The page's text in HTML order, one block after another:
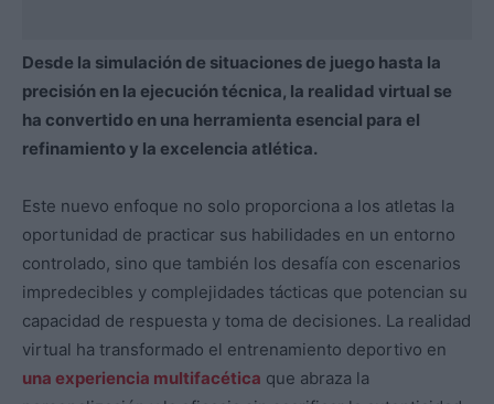
Desde la simulación de situaciones de juego hasta la
precisión en la ejecución técnica, la realidad virtual se
ha convertido en una herramienta esencial para el
refinamiento y la excelencia atlética.
Este nuevo enfoque no solo proporciona a los atletas la
oportunidad de practicar sus habilidades en un entorno
controlado, sino que también los desafía con escenarios
impredecibles y complejidades tácticas que potencian su
capacidad de respuesta y toma de decisiones. La realidad
virtual ha transformado el entrenamiento deportivo en
una experiencia multifacética que abraza la